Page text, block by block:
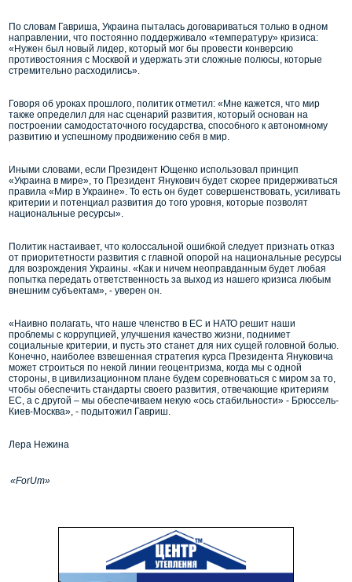
По словам Гавриша, Украина пыталась договариваться только в одном
направлении, что постоянно поддерживало «температуру» кризиса:
«Нужен был новый лидер, который мог бы провести конверсию
противостояния с Москвой и удержать эти сложные полюсы, которые
стремительно расходились».
Говоря об уроках прошлого, политик отметил: «Мне кажется, что мир
также определил для нас сценарий развития, который основан на
построении самодостаточного государства, способного к автономному
развитию и успешному продвижению себя в мир.
Иными словами, если Президент Ющенко использовал принцип
«Украина в мире», то Президент Янукович будет скорее придерживаться
правила «Мир в Украине». То есть он будет совершенствовать, усиливать
критерии и потенциал развития до того уровня, которые позволят
национальные ресурсы».
Политик настаивает, что колоссальной ошибкой следует признать отказ
от приоритетности развития с главной опорой на национальные ресурсы
для возрождения Украины. «Как и ничем неоправданным будет любая
попытка передать ответственность за выход из нашего кризиса любым
внешним субъектам», - уверен он.
«Наивно полагать, что наше членство в ЕС и НАТО решит наши
проблемы с коррупцией, улучшения качество жизни, поднимет
социальные критерии, и пусть это станет для них сущей головной болью.
Конечно, наиболее взвешенная стратегия курса Президента Януковича
может строиться по некой линии геоцентризма, когда мы с одной
стороны, в цивилизационном плане будем соревноваться с миром за то,
чтобы обеспечить стандарты своего развития, отвечающие критериям
ЕС, а с другой – мы обеспечиваем некую «ось стабильности» - Брюссель-
Киев-Москва», - подытожил Гавриш.
Лера Нежина
«ForUm»